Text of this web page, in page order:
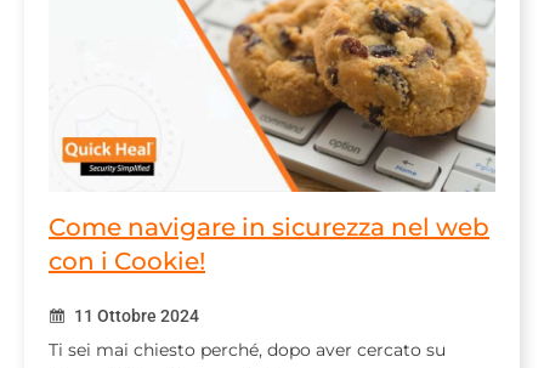
Come navigare in sicurezza nel web
con i Cookie!
11 Ottobre 2024
Ti sei mai chiesto perché, dopo aver cercato su